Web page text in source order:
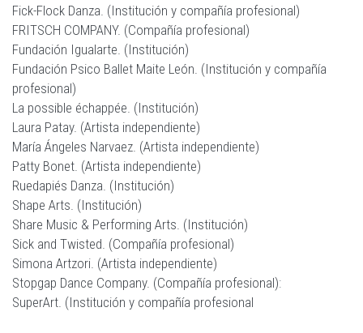
Fick-Flock Danza. (Institución y compañía profesional)
FRITSCH COMPANY. (Compañía profesional)
Fundación Igualarte. (Institución)
Fundación Psico Ballet Maite León. (Institución y compañía
profesional)
La possible échappée. (Institución)
Laura Patay. (Artista independiente)
María Ángeles Narvaez. (Artista independiente)
Patty Bonet. (Artista independiente)
Ruedapiés Danza. (Institución)
Shape Arts. (Institución)
Share Music & Performing Arts. (Institución)
Sick and Twisted. (Compañía profesional)
Simona Artzori. (Artista independiente)
Stopgap Dance Company. (Compañía profesional):
SuperArt. (Institución y compañía profesional